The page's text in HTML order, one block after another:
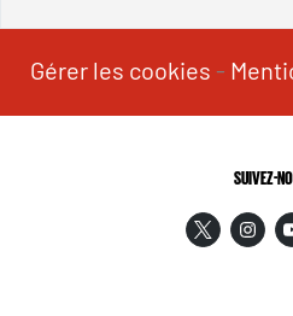
Gérer les cookies -
SUIVEZ-